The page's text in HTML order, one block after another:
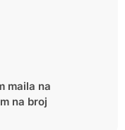
maila na
na broj